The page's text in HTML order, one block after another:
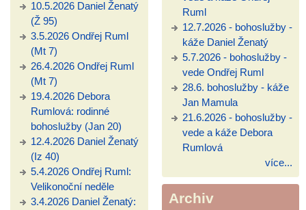
10.5.2026 Daniel Ženatý
(Ž 95)
3.5.2026 Ondřej Ruml
(Mt 7)
26.4.2026 Ondřej Ruml
(Mt 7)
19.4.2026 Debora
Rumlová: rodinné
bohoslužby (Jan 20)
12.4.2026 Daniel Ženatý
(Iz 40)
5.4.2026 Ondřej Ruml:
Velikonoční neděle
3.4.2026 Daniel Ženatý:
Ruml
12.7.2026 - bohoslužby -
káže Daniel Ženatý
5.7.2026 - bohoslužby -
vede Ondřej Ruml
28.6. bohoslužby - káže
Jan Mamula
21.6.2026 - bohoslužby -
vede a káže Debora
Rumlová
více...
Archiv